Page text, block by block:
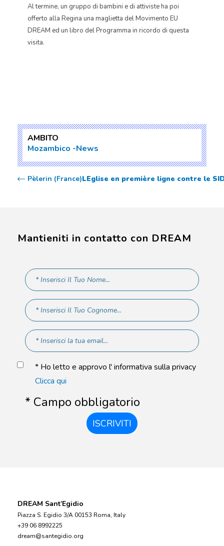
Al termine, un gruppo di bambini e di attiviste ha poi
offerto alla Regina una maglietta del Movimento EU
DREAM ed un libro del Programma in ricordo di questa
visita.
AMBITO
Mozambico News
Pèlerin (France)LEglise en première ligne contre le
Mantieniti in contatto con DREAM
* Ho letto e approvo l' informativa sulla privacy
Clicca qui
* Campo obbligatorio
ISCRIVITI
DREAM Sant’Egidio
Piazza S. Egidio 3/A 00153 Roma, Italy
+39 06 8992225
dream@santegidio.org